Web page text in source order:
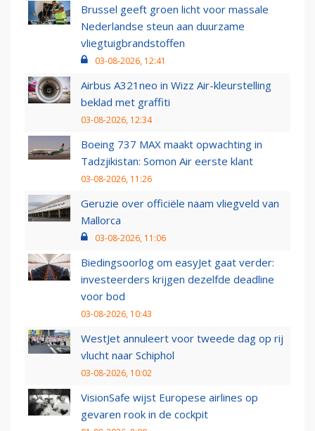
Brussel geeft groen licht voor massale
Nederlandse steun aan duurzame
vliegtuigbrandstoffen
03-08-2026, 12:41
Airbus A321neo in Wizz Air-kleurstelling
beklad met graffiti
03-08-2026, 12:34
Boeing 737 MAX maakt opwachting in
Tadzjikistan: Somon Air eerste klant
03-08-2026, 11:26
Geruzie over officiële naam vliegveld van
Mallorca
03-08-2026, 11:06
Biedingsoorlog om easyJet gaat verder:
investeerders krijgen dezelfde deadline
voor bod
03-08-2026, 10:43
WestJet annuleert voor tweede dag op rij
vlucht naar Schiphol
03-08-2026, 10:02
VisionSafe wijst Europese airlines op
gevaren rook in de cockpit